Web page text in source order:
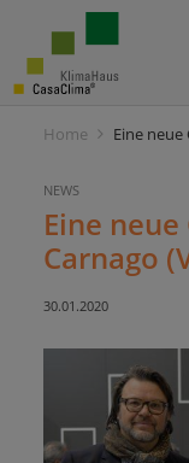
Home Eine neue
NEWS
Eine
Carnago
30.01.2020